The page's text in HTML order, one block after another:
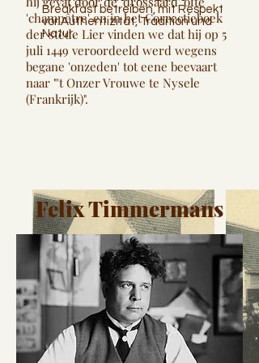
Breakfast betreiben, mit Respekt
vor Authentizität, Tradition und
Natur.
'champêtre' en in het Correctieboek
der stede Lier vinden we dat hij op 5
juli 1449 veroordeeld werd wegens
begane 'onzeden' tot eene beevaart
naar "'t Onzer Vrouwe te Nysele
(Frankrijk)".
Felix Timmermans